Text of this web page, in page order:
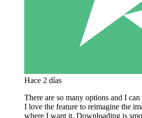
Hace 2 días
There are so many options and I
I love the feature to reimagine the
where I want it. Downloading is